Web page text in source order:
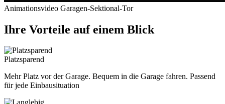
Animationsvideo Garagen-Sektional-Tor
Ihre Vorteile auf einem Blick
Platzsparend
Mehr Platz vor der Garage. Bequem in die Garage fahren. Passend
für jede Einbausituation